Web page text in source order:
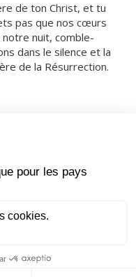
de ton Christ, et tu
pas que nos cœurs
nuit, comble-
dans le silence et la
de la Résurrection.
ALLELUIA